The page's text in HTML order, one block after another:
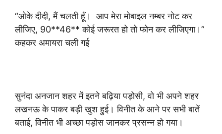
“ओके दीदी, मैं चलती हूॅ॑। आप मेरा मोबाइल नम्बर नोट कर‌
लीजिए, 90**46** कोई जरूरत हो तो फोन कर लीजिएगा।”
कहकर अमायरा चली गई
सुनंदा अनजान शहर में इतने बढ़िया पड़ोसी, वो भी अपने शहर
लखनऊ के पाकर बड़ी खुश हुई। विनीत के आने पर सभी बातें
बताई, विनीत भी अच्छा पड़ोस जानकर प्रसन्न हो गया।